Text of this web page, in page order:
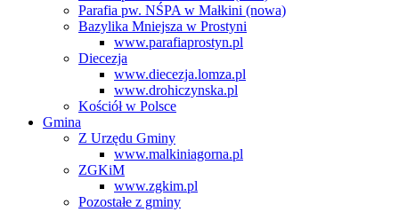
Parafia pw. NŚPA w Małkini (nowa)
Bazylika Mniejsza w Prostyni
www.parafiaprostyn.pl
Diecezja
www.diecezja.lomza.pl
www.drohiczynska.pl
Kościół w Polsce
Gmina
Z Urzędu Gminy
www.malkiniagorna.pl
ZGKiM
www.zgkim.pl
Pozostałe z gminy